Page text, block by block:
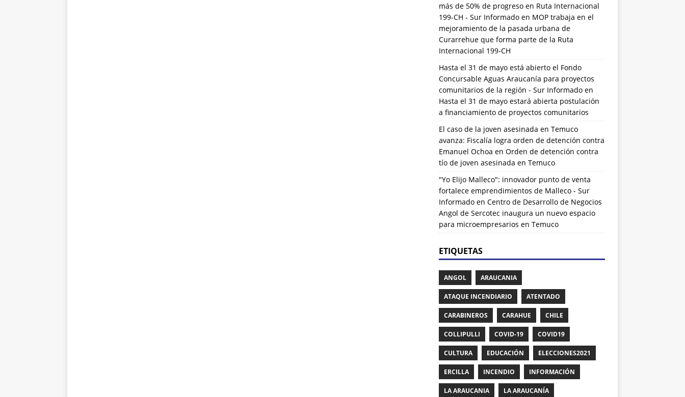
más de 50% de progreso en Ruta Internacional
199-CH - Sur Informadoen MOP trabaja en el
mejoramiento de la pasada urbana de
Curarrehue que forma parte de la Ruta
Internacional 199-CH
Hasta el 31 de mayo está abierto el Fondo
Concursable Aguas Araucanía para proyectos
comunitarios de la región - Sur Informadoen
Hasta el 31 de mayo estará abierta postulación
a financiamiento de proyectos comunitarios
El caso de la joven asesinada en Temuco
avanza: Fiscalía logra orden de detención contra
Emanuel Ochoa en Orden de detención contra
tío de joven asesinada en Temuco
"Yo Elijo Malleco": innovador punto de venta
fortalece emprendimientos de Malleco - Sur
Informadoen Centro de Desarrollo de Negocios
Angol de Sercotec inaugura un nuevo espacio
para microempresarios en Temuco
ETIQUETAS
ANGOL ARAUCANIA
ATAQUE INCENDIARIO ATENTADO
CARABINEROS CARAHUE CHILE
COLLIPULLI COVID-19 COVID19
CULTURA EDUCACIÓN ELECCIONES2021
ERCILLA INCENDIO INFORMACIÓN
LA ARAUCANIA LA ARAUCANÍA